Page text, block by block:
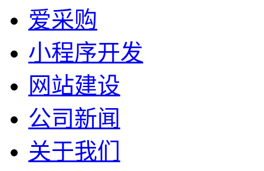
爱采购
小程序开发
网站建设
公司新闻
关于我们